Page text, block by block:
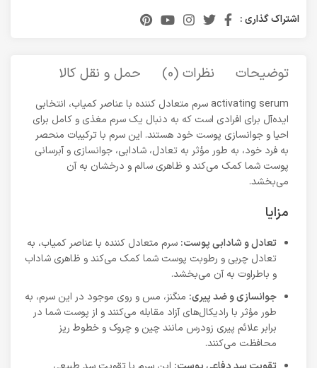
اشتراک گذاری :
توضیحات نظرات (0) حمل و نقل کالا
activating serum سرم متعادل کننده با عناصر کمیاب، انتخابی
ایده‌آل برای افرادی است که به دنبال یک سرم مغذی و کامل برای
احیا و جوانسازی پوست خود هستند. این سرم با ترکیبات منحصر
به فرد خود، به طور مؤثر به تعادل، شادابی، جوانسازی و آبرسانی
پوست شما کمک می‌کند و ظاهری سالم و درخشان به آن
می‌بخشد.
مزایا
تعادل و شادابی پوست: سرم متعادل کننده با عناصر کمیاب، به
تعادل چربی و رطوبت پوست شما کمک می‌کند و ظاهری شاداب
و باطراوت به آن می‌بخشد.
جوانسازی و ضد پیری: منگنز، مس و روی موجود در این سرم، به
طور مؤثر با رادیکال‌های آزاد مقابله می‌کنند و از پوست شما در
برابر علائم پیری زودرس مانند چین و چروک و خطوط ریز
محافظت می‌کنند.